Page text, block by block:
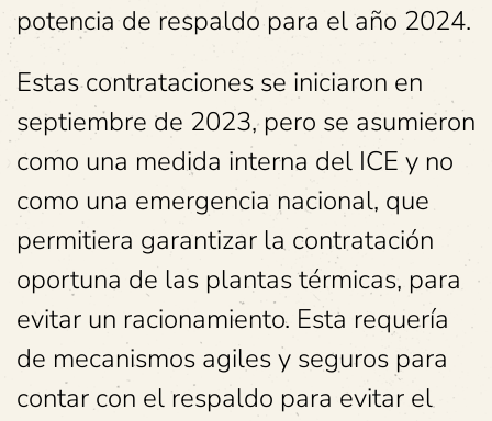
potencia de respaldo para el año 2024.
Estas contrataciones se iniciaron en
septiembre de 2023, pero se asumieron
como una medida interna del ICE y no
como una emergencia nacional, que
permitiera garantizar la contratación
oportuna de las plantas térmicas, para
evitar un racionamiento. Esta requería
de mecanismos agiles y seguros para
contar con el respaldo para evitar el